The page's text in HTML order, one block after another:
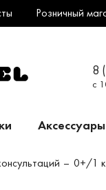
Розничный
8
с
Аксессуары
0+/1